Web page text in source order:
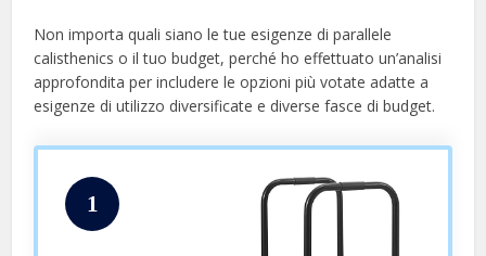
Non importa quali siano le tue esigenze di parallele
calisthenics o il tuo budget, perché ho effettuato un’analisi
approfondita per includere le opzioni più votate adatte a
esigenze di utilizzo diversificate e diverse fasce di budget.
1